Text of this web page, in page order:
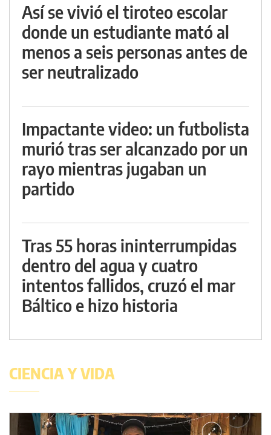
Así se vivió el tiroteo escolar
donde un estudiante mató al
menos a seis personas antes de
ser neutralizado
Impactante video: un futbolista
murió tras ser alcanzado por un
rayo mientras jugaban un
partido
Tras 55 horas ininterrumpidas
dentro del agua y cuatro
intentos fallidos, cruzó el mar
Báltico e hizo historia
CIENCIA Y VIDA